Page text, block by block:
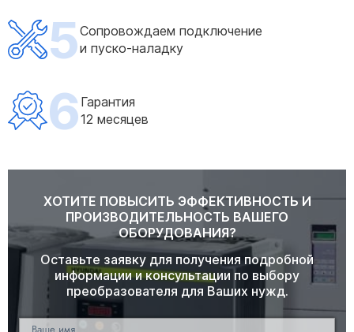
5Сопровождаем подключение
и пуско-наладку
6 Гарантия
12 месяцев
ХОТИТЕ ПОВЫСИТЬ ЭФФЕКТИВНОСТЬ И
ПРОИЗВОДИТЕЛЬНОСТЬ ВАШЕГО
ОБОРУДОВАНИЯ?
Оставьте заявку для получения подробной
информации и консультации по выбору
преобразователя для Ваших нужд.